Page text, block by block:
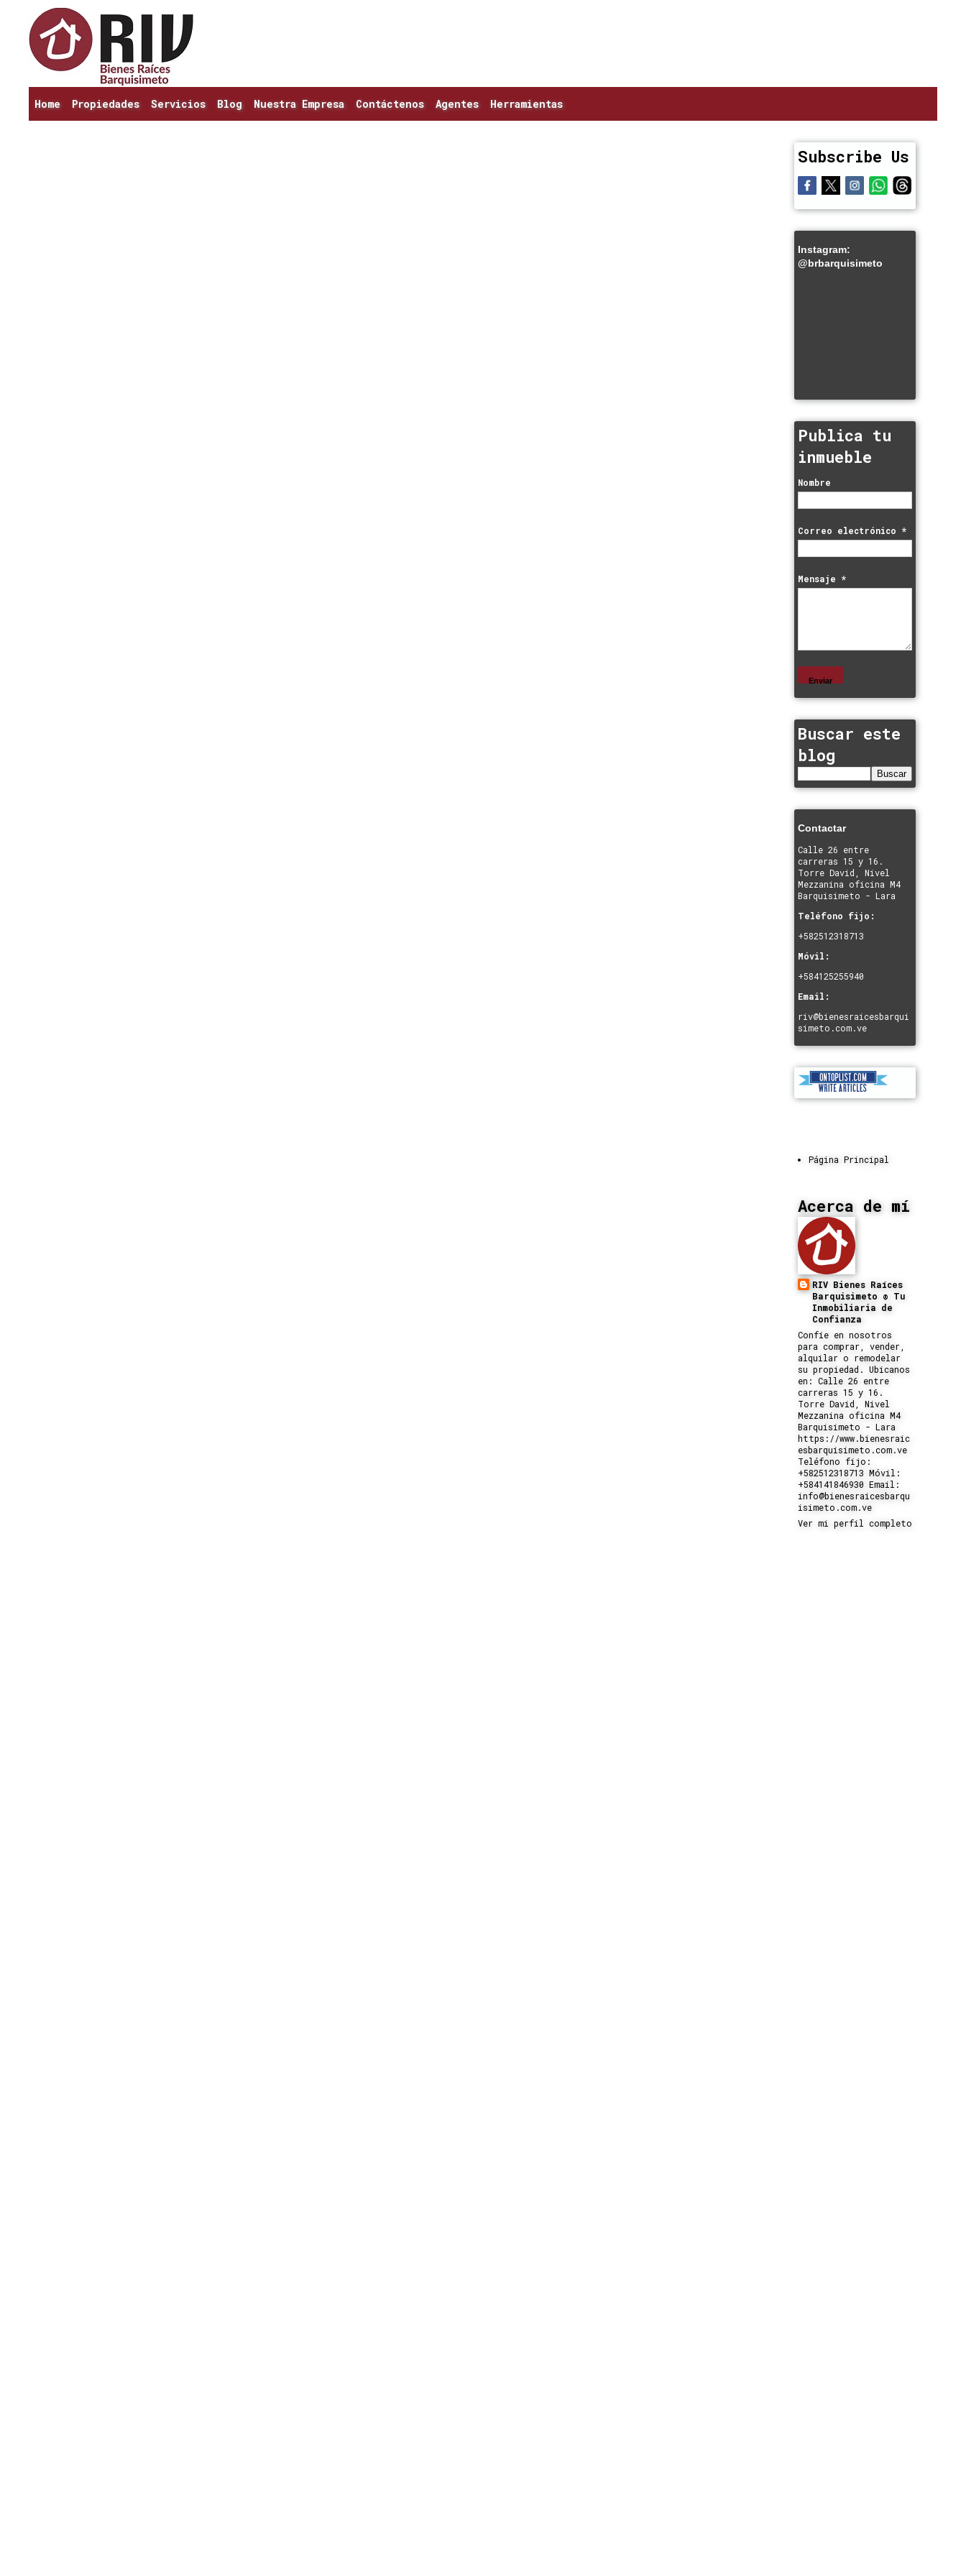
Home Propiedades Servicios Blog Nuestra Empresa Contáctenos Agentes Herramientas
Subscribe Us
Instagram:
@brbarquisimeto
Publica tu
inmueble
Nombre
Correo electrónico *
Mensaje *
Buscar este
blog
Contactar
Calle 26 entre
carreras 15 y 16.
Torre David, Nivel
Mezzanina oficina M4
Barquisimeto - Lara
Teléfono fijo:
+582512318713
Móvil:
+584125255940
Email:
riv@bienesraicesbarqui
simeto.com.ve
Página Principal
Acerca de mí
RIV Bienes Raíces
Barquisimeto ® Tu
Inmobiliaria de
Confianza
Confíe en nosotros
para comprar, vender,
alquilar o remodelar
su propiedad. Ubicanos
en: Calle 26 entre
carreras 15 y 16.
Torre David, Nivel
Mezzanina oficina M4
Barquisimeto - Lara
https://www.bienesraic
esbarquisimeto.com.ve
Teléfono fijo:
+582512318713 Móvil:
+584141846930 Email:
info@bienesraicesbarqu
isimeto.com.ve
Ver mi perfil completo